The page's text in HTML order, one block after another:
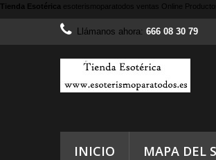
Tienda Esotérica esoterismoparatodos ventas Online
Llámanos ahora: 666 08 30 79
INICIO MAPA DEL